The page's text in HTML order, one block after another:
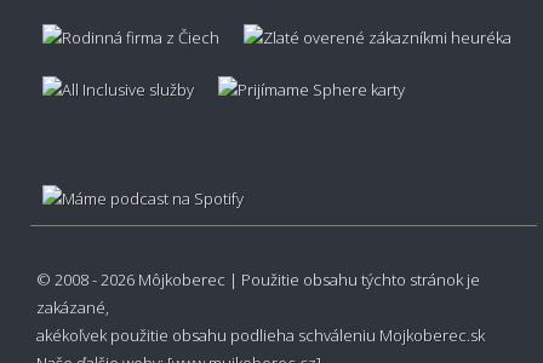
Aká je záruka na metrážny koberec?
© 2008 - 2026 Môjkoberec | Použitie obsahu týchto stránok je
zakázané,
akékoľvek použitie obsahu podlieha schváleniu Mojkoberec.sk